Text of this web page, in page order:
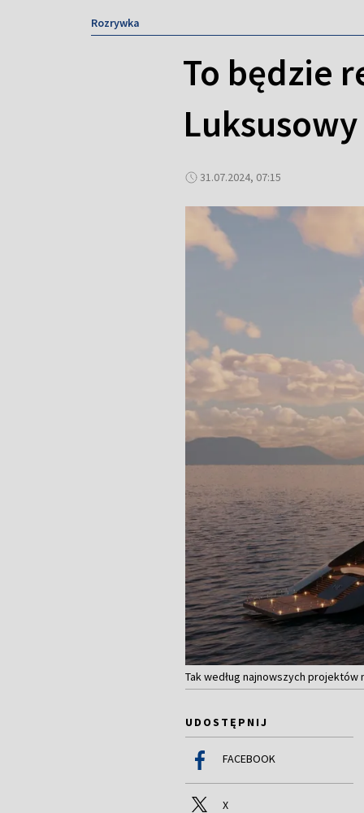
Rozrywka
To będzie
31.07.2024, 07:15
Tak według najnowszych projektów
UDOSTĘPNIJ
FACEBOOK
X